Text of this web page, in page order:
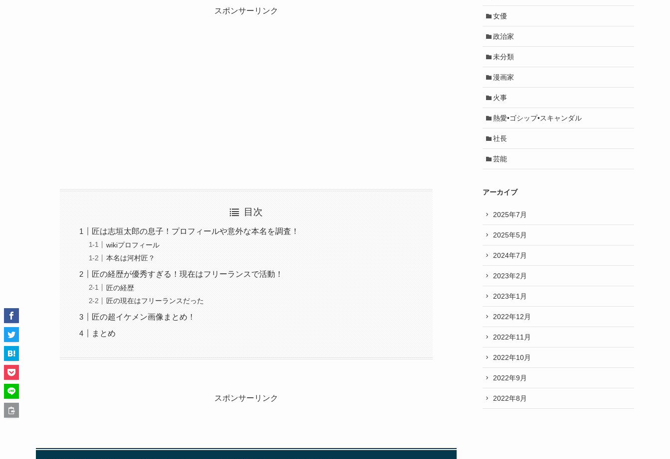
スポンサーリンク
目次
匠は志垣太郎の息子！プロフィールや意外な本名を調査！
wikiプロフィール
本名は河村匠？
匠の経歴が優秀すぎる！現在はフリーランスで活動！
匠の経歴
匠の現在はフリーランスだった
匠の超イケメン画像まとめ！
まとめ
スポンサーリンク
女優
政治家
未分類
漫画家
火事
熱愛•ゴシップ•スキャンダル
社長
芸能
アーカイブ
2025年7月
2025年5月
2024年7月
2023年2月
2023年1月
2022年12月
2022年11月
2022年10月
2022年9月
2022年8月